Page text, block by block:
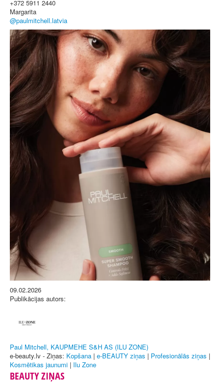
+372 5911 2440
Margarita
@paulmitchell.latvia
09.02.2026
Publikācijas autors:
Paul Mitchell, KAUPMEHE S&H AS (ILU ZONE)
e-beauty.lv - Ziņas: Kopšana | e-BEAUTY ziņas | Profesionālās ziņas |
Kosmētikas jaunumi | Ilu Zone
BEAUTY ZIŅAS